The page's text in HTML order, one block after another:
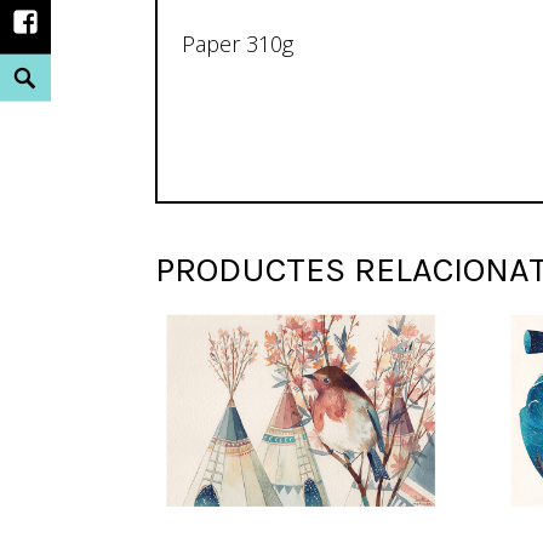
Facebook
Search
Paper 310g
PRODUCTES